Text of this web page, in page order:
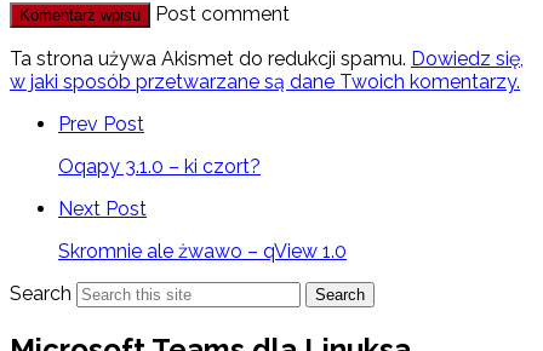
Post comment
Ta strona używa Akismet do redukcji spamu. Dowiedz się,
w jaki sposób przetwarzane są dane Twoich komentarzy.
Prev Post
Oqapy 3.1.0 – ki czort?
Next Post
Skromnie ale żwawo – qView 1.0
Search
Search